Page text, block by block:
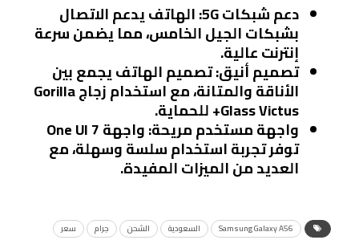
دعم شبكات 5G
: الهاتف يدعم الاتصال
بشبكات الجيل الخامس، مما يضمن سرعة
إنترنت عالية.
تصميم أنيق: تصميم الهاتف يجمع بين
الأناقة والمتانة، مع استخدام زجاج Gorilla
Glass Victus+ للحماية.
واجهة مستخدم مريحة : واجهة One UI 7
توفر تجربة استخدام سلسة وسهلة، مع
العديد من الميزات المفيدة.
Samsung Galaxy A56 السعودية الشحن جرام
سعر